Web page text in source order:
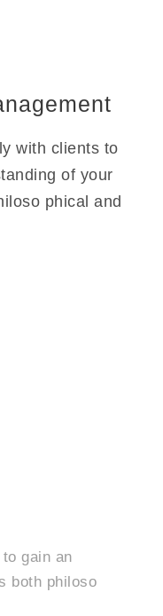
with clients to
of your
phical and
gain an
both philoso